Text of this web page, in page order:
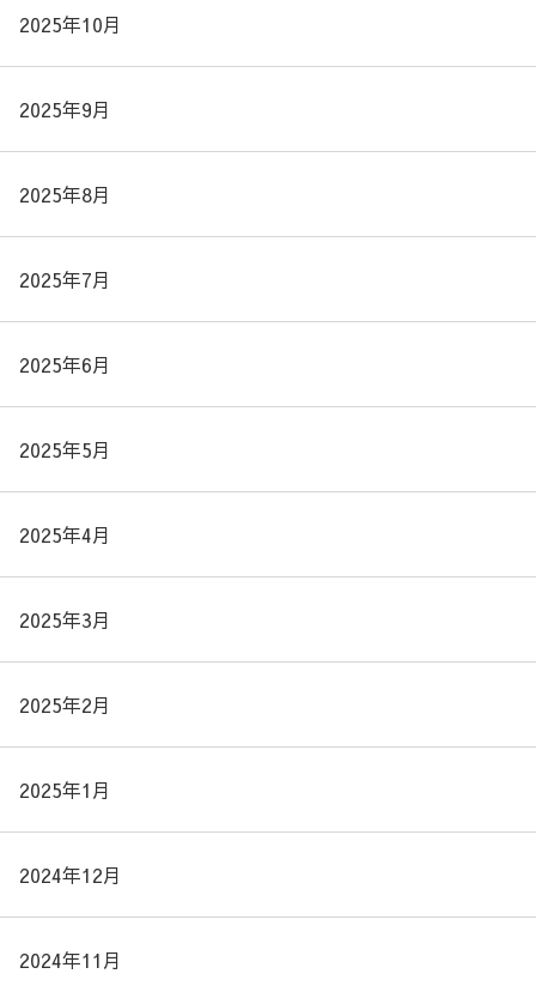
2025年10月
2025年9月
2025年8月
2025年7月
2025年6月
2025年5月
2025年4月
2025年3月
2025年2月
2025年1月
2024年12月
2024年11月